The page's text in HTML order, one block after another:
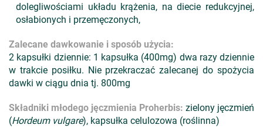
dolegliwościami układu krążenia, na diecie redukcyjnej,
osłabionych i przemęczonych,
Zalecane dawkowanie i sposób użycia:
2 kapsułki dziennie: 1 kapsułka (400mg) dwa razy dziennie
w trakcie posiłku. Nie przekraczać zalecanej do spożycia
dawki w ciągu dnia tj. 800mg
Składniki młodego jęczmienia Proherbis: zielony jęczmień
(Hordeum vulgare), kapsułka celulozowa (roślinna)